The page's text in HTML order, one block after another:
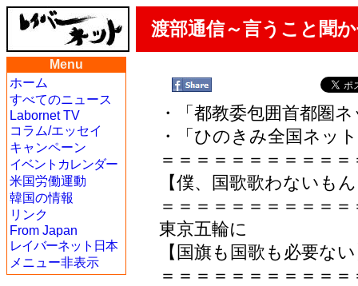
渡部通信～言うこと聞
Menu
ホーム
すべてのニュース
Labornet TV
コラム/エッセイ
キャンペーン
イベントカレンダー
米国労働運動
韓国の情報
リンク
From Japan
レイバーネット日本
メニュー非表示
・「都教委包囲首都圏
・「ひのきみ全国ネッ
＝＝＝＝＝＝＝＝＝＝
【僕、国歌歌わないも
＝＝＝＝＝＝＝＝＝＝
東京五輪に
【国旗も国歌も必要な
＝＝＝＝＝＝＝＝＝＝